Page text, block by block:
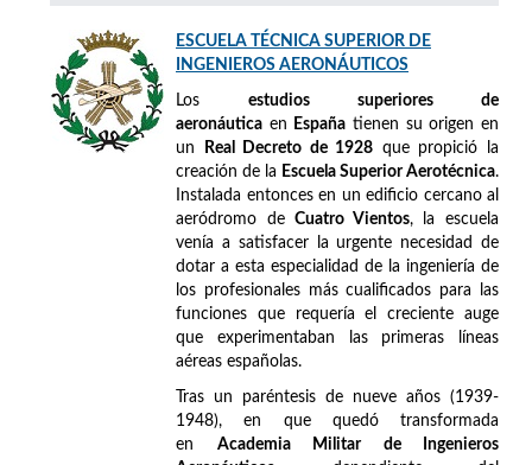
ESCUELA TÉCNICA SUPERIOR DE
INGENIEROS AERONÁUTICOS
Los estudios superiores de
aeronáutica en España tienen su origen en
un
Real Decreto de 1928 que propició la
creación de la Escuela Superior Aerotécnica.
Instalada entonces en un edificio cercano al
aeródromo deCuatro Vientos, la escuela
venía a satisfacer la urgente necesidad de
dotar a esta especialidad de la ingeniería de
los profesionales más cualificados para las
funciones que requería el creciente auge
que experimentaban las primeras líneas
aéreas españolas.
Tras un paréntesis de nueve años (1939-
1948), en que quedó transformada
en Academia Militar de Ingenieros